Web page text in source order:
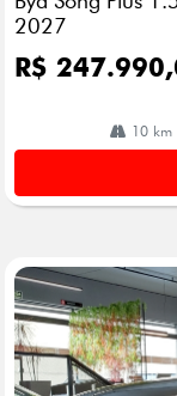
2027
R$
10 km